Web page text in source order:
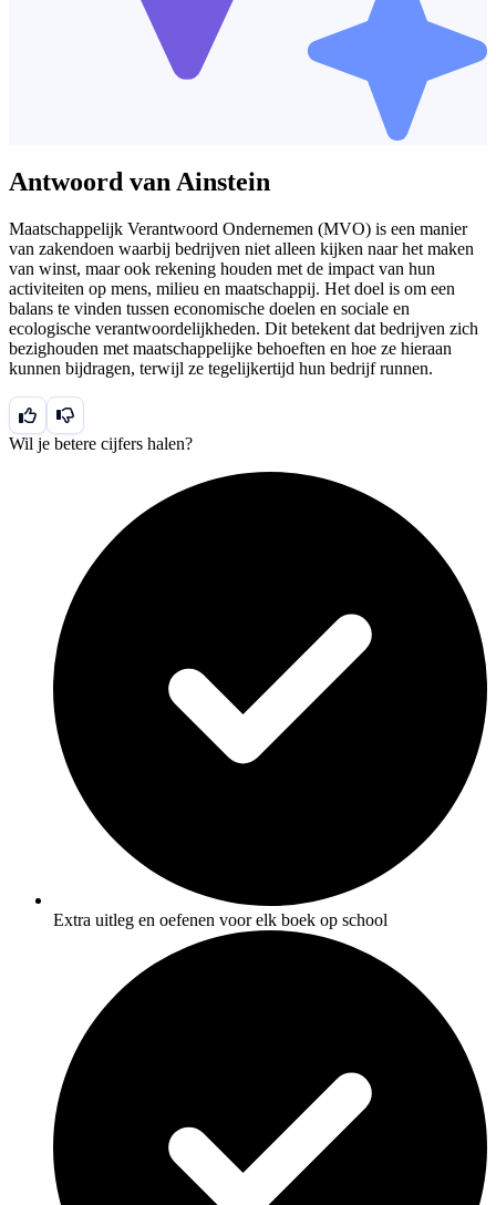
Antwoord van Ainstein
Maatschappelijk Verantwoord Ondernemen (MVO) is een manier
van zakendoen waarbij bedrijven niet alleen kijken naar het maken
van winst, maar ook rekening houden met de impact van hun
activiteiten op mens, milieu en maatschappij. Het doel is om een
balans te vinden tussen economische doelen en sociale en
ecologische verantwoordelijkheden. Dit betekent dat bedrijven zich
bezighouden met maatschappelijke behoeften en hoe ze hieraan
kunnen bijdragen, terwijl ze tegelijkertijd hun bedrijf runnen.
Wil je betere cijfers halen?
Extra uitleg en oefenen voor elk boek op school